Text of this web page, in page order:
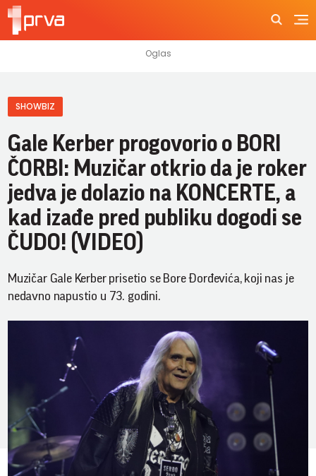
SHOWBIZ
Gale Kerber progovorio o BORI
ČORBI: Muzičar otkrio da je roker
jedva je dolazio na KONCERTE, a
kad izađe pred publiku dogodi se
ČUDO! (VIDEO)
Muzičar Gale Kerber prisetio se Bore Đorđevića, koji nas je
nedavno napustio u 73. godini.